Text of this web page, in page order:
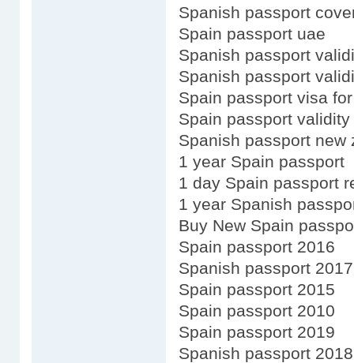
Spanish passport
Spain passport uae
Spanish passport
Spanish passport
Spain passport visa
Spain passport
Spanish passport new
1 year Spain passport
1 day Spain passport
1 year Spanish
Buy New Spain
Spain passport 2016
Spanish passport 2017
Spain passport 2015
Spain passport 2010
Spain passport 2019
Spanish passport 2018